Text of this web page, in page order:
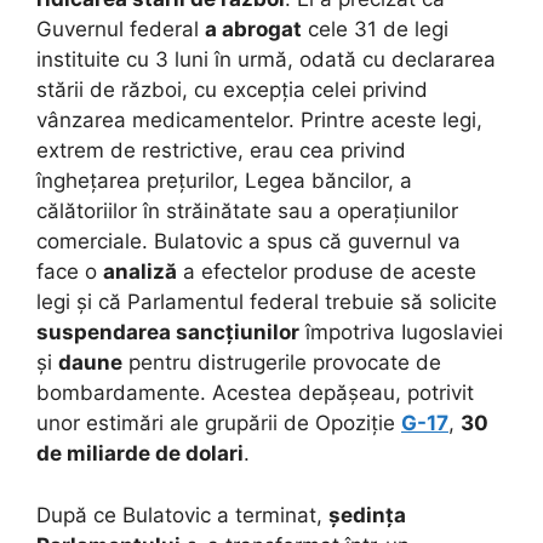
Guvernul federal a abrogat cele 31 de legi
instituite cu 3 luni în urmă, odată cu declararea
stării de război, cu excepția celei privind
vânzarea medicamentelor. Printre aceste legi,
extrem de restrictive, erau cea privind
înghețarea prețurilor, Legea băncilor, a
călătoriilor în străinătate sau a operațiunilor
comerciale. Bulatovic a spus că guvernul va
face o analiză a efectelor produse de aceste
legi și că Parlamentul federal trebuie să solicite
suspendarea sancțiunilor împotriva Iugoslaviei
și daune pentru distrugerile provocate de
bombardamente. Acestea depășeau, potrivit
unor estimări ale grupării de Opoziție G-17, 30
de miliarde de dolari.
După ce Bulatovic a terminat, ședința